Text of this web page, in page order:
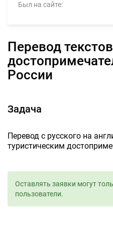
Был на сайте:
Перевод текстов, посвященных
России
Задача
Перевод с русского на
туристическим
Оставлять заявки могут
пользователи.